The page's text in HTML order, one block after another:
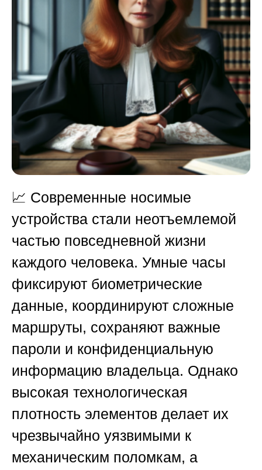
📈 Современные носимые
устройства стали неотъемлемой
частью повседневной жизни
каждого человека. Умные часы
фиксируют биометрические
данные, координируют сложные
маршруты, сохраняют важные
пароли и конфиденциальную
информацию владельца. Однако
высокая технологическая
плотность элементов делает их
чрезвычайно уязвимыми к
механическим поломкам, а